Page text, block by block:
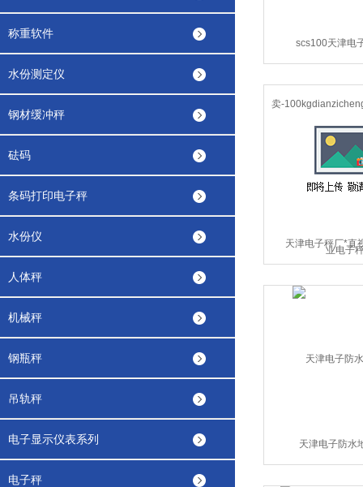
称重软件
水份测定仪
钢材缓冲秤
砝码
条码打印电子秤
水份仪
人体秤
机械秤
钢瓶秤
吊轨秤
电子显示仪表系列
电子秤
scs100天津电
卖-
天津电子秤厂*直
天津电子防水